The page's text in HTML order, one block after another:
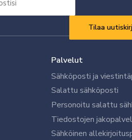
Palvelut
Sähköposti ja
Salattu sähköposti
Personoitu salattu
Tiedostojen
Sähköinen